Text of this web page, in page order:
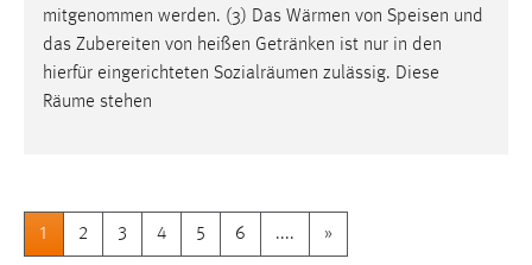
mitgenommen werden. (3) Das Wärmen von Speisen und
das Zubereiten von heißen Getränken ist nur in den
hierfür eingerichteten Sozialräumen zulässig. Diese
Räume stehen
1 2 3 4 5 6 .... »